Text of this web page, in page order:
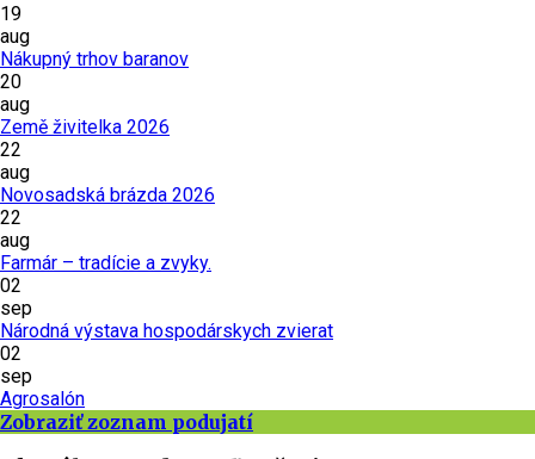
19
aug
Nákupný trhov baranov
20
aug
Země živitelka 2026
22
aug
Novosadská brázda 2026
22
aug
Farmár – tradície a zvyky.
02
sep
Národná výstava hospodárskych zvierat
02
sep
Agrosalón
Zobraziť zoznam podujatí